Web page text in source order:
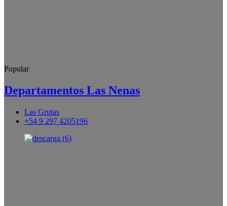
Popular
Departamentos Las Nenas
Las Grutas
+54 9 297 4205196